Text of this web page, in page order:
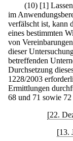
(10) [1]
im
verfälscht ist, kann
eines bestimmten
von
dieser
betreffenden
Durchsetzung
1228/2003
Ermittlungen
68 und 71 sowie 72
[22.
[13.